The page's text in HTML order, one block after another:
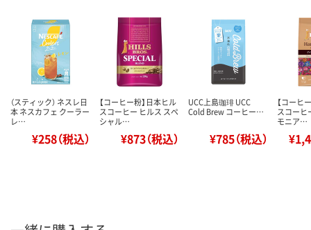
（スティック） ネスレ日
本 ネスカフェ クーラー
レ…
¥258（税込）
【コーヒー粉】日本ヒル
スコーヒー ヒルス スペ
シャル…
¥873（税込）
UCC上島珈琲 UCC
Cold Brew コーヒー…
¥785（税込）
【コーヒ
スコーヒ
モニア…